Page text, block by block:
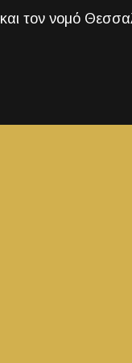
τον νομό